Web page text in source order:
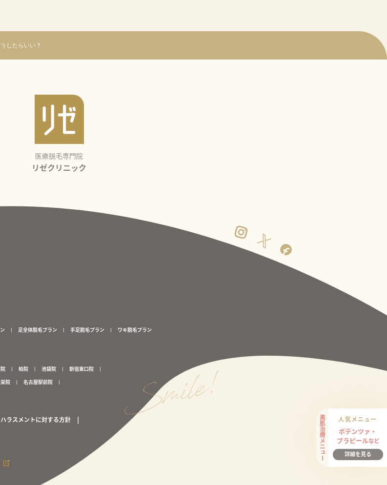
したらいい？
美肌治療メニュー 人気メニュー
ポテンツァ・
プラピールなど
詳細を見る
医療脱毛専門院
リゼクリニック
足全体脱毛プラン 手足脱毛プラン ワキ脱毛プラン
柏院 池袋院
新宿東口院
院
名古屋駅前院
ラスメントに対する方針